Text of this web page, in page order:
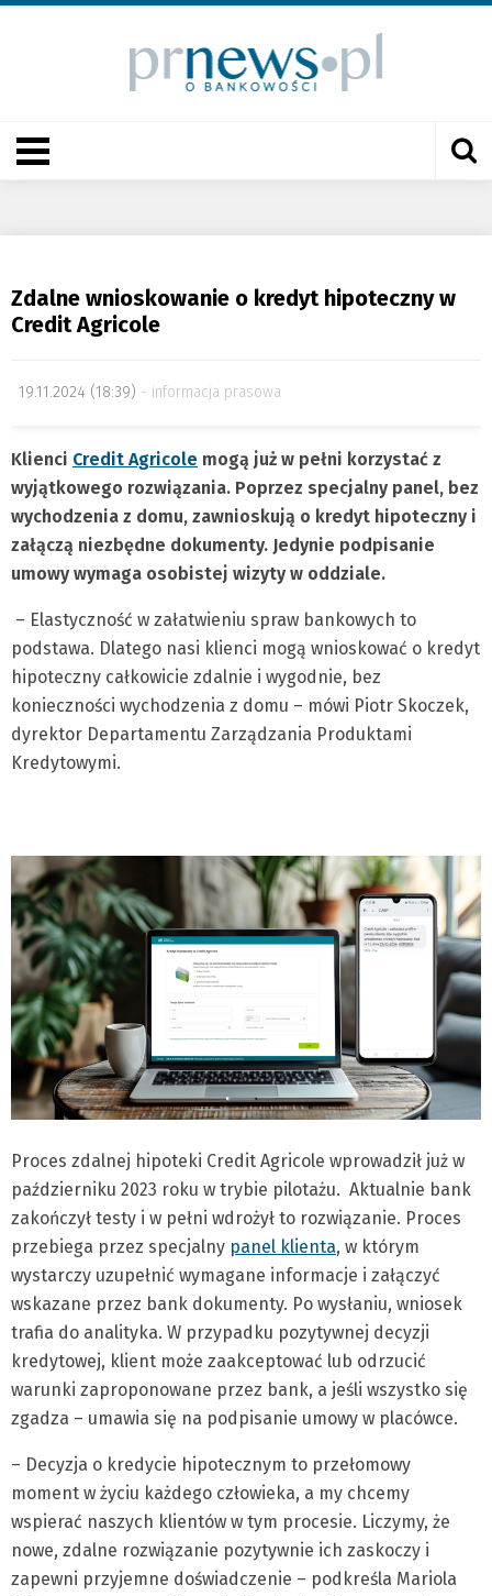
Zdalne wnioskowanie o kredyt hipoteczny w
Credit Agricole
19.11.2024 (18:39) informacja prasowa
Klienci Credit Agricole mogą już w pełni korzystać z
wyjątkowego rozwiązania. Poprzez specjalny panel, bez
wychodzenia z domu, zawnioskują o kredyt hipoteczny i
załączą niezbędne dokumenty. Jedynie podpisanie
umowy wymaga osobistej wizyty w oddziale.
– Elastyczność w załatwieniu spraw bankowych to
podstawa. Dlatego nasi klienci mogą wnioskować o kredyt
hipoteczny całkowicie zdalnie i wygodnie, bez
konieczności wychodzenia z domu – mówi Piotr Skoczek,
dyrektor Departamentu Zarządzania Produktami
Kredytowymi.
Proces zdalnej hipoteki Credit Agricole wprowadził już w
październiku 2023 roku w trybie pilotażu. Aktualnie bank
zakończył testy i w pełni wdrożył to rozwiązanie. Proces
przebiega przez specjalny panel klienta, w którym
wystarczy uzupełnić wymagane informacje i załączyć
wskazane przez bank dokumenty. Po wysłaniu, wniosek
trafia do analityka. W przypadku pozytywnej decyzji
kredytowej, klient może zaakceptować lub odrzucić
warunki zaproponowane przez bank, a jeśli wszystko się
zgadza – umawia się na podpisanie umowy w placówce.
– Decyzja o kredycie hipotecznym to przełomowy
moment w życiu każdego człowieka, a my chcemy
wspierać naszych klientów w tym procesie. Liczymy, że
nowe, zdalne rozwiązanie pozytywnie ich zaskoczy i
zapewni przyjemne doświadczenie – podkreśla Mariola